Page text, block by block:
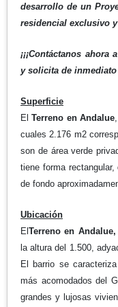
desarrollo de un
residencial exclusivo
¡¡¡Contáctanos
y solicita de inmediato
Superficie
ElTerreno en Andalue
cuales 2.176 m2
son de área verde
tiene forma
de fondo
Ubicación
El Terreno en Andalue
la altura del 1.500,
El barrio se
más acomodados del
grandes y lujosas